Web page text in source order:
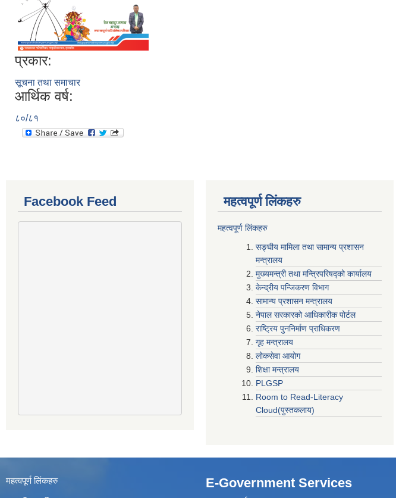
प्रकार:
सूचना तथा समाचार
आर्थिक वर्ष:
८०/८१
Facebook Feed महत्वपूर्ण लिंकहरु
महत्वपूर्ण लिंकहरु
सङ्घीय मामिला तथा सामान्य प्रशासन
मन्त्रालय
मुख्यमन्त्री तथा मन्त्रिपरिषद्‍को कार्यालय
केन्द्रीय पन्जिकरण विभाग
सामान्य प्रशासन मन्त्रालय
नेपाल सरकारको आधिकारीक पोर्टल
राष्ट्रिय पुननिर्माण प्राधिकरण
गृह मन्त्रालय
लोकसेवा आयोग
शिक्षा मन्त्रालय
PLGSP
Room to Read-Literacy
Cloud(पुस्तकलाय)
महत्वपूर्ण लिंकहरु E-Government Services